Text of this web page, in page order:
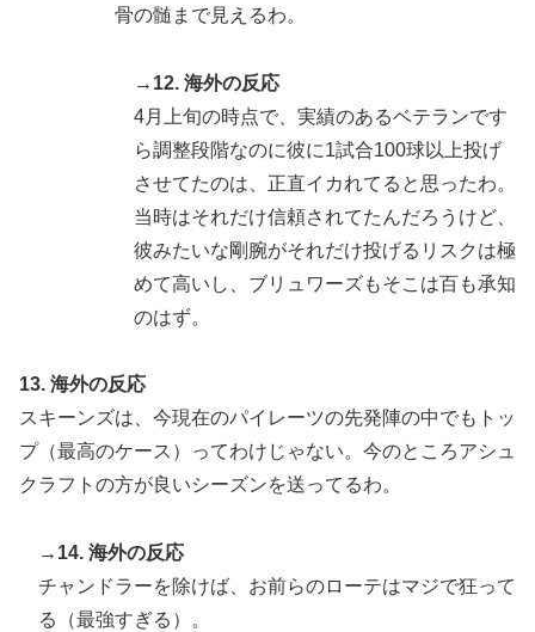
骨の髄まで見えるわ。
→12. 海外の反応
4月上旬の時点で、実績のあるベテランです
ら調整段階なのに彼に1試合100球以上投げ
させてたのは、正直イカれてると思ったわ。
当時はそれだけ信頼されてたんだろうけど、
彼みたいな剛腕がそれだけ投げるリスクは極
めて高いし、ブリュワーズもそこは百も承知
のはず。
13. 海外の反応
スキーンズは、今現在のパイレーツの先発陣の中でもトッ
プ（最高のケース）ってわけじゃない。今のところアシュ
クラフトの方が良いシーズンを送ってるわ。
→14. 海外の反応
チャンドラーを除けば、お前らのローテはマジで狂って
る（最強すぎる）。